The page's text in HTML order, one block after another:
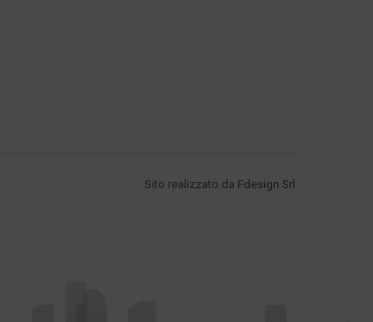
Sito realizzato da Fdesign Srl